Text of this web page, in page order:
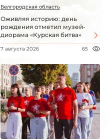
Белгородская область
Оживляя историю: день
рождения отметил музей-
диорама «Курская битва»
7 августа 2026 65